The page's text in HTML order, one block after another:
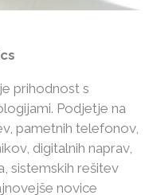
prihodnost s
Podjetje na
pametnih telefonov,
digitalnih naprav,
sistemskih rešitev
novice